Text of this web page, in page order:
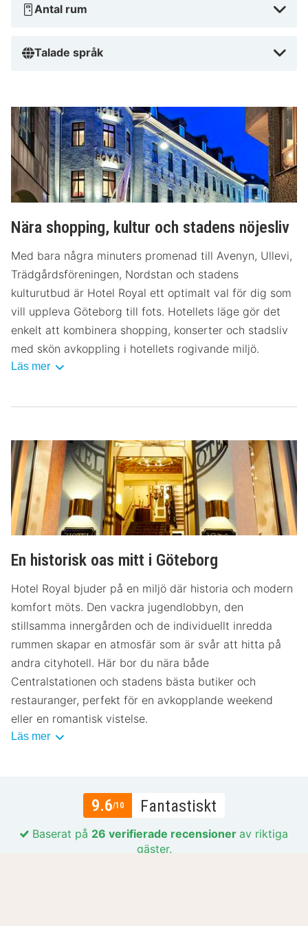
Antal rum
Talade språk
Nära shopping, kultur och stadens nöjesliv
Med bara några minuters promenad till Avenyn, Ullevi,
Trädgårdsföreningen, Nordstan och stadens
kulturutbud är Hotel Royal ett optimalt val för dig som
vill uppleva Göteborg till fots. Hotellets läge gör det
enkelt att kombinera shopping, konserter och stadsliv
med skön avkoppling i hotellets rogivande miljö.
Läs mer
En historisk oas mitt i Göteborg
Hotel Royal bjuder på en miljö där historia och modern
komfort möts. Den vackra jugendlobbyn, den
stillsamma innergården och de individuellt inredda
rummen skapar en atmosfär som är svår att hitta på
andra cityhotell. Här bor du nära både
Centralstationen och stadens bästa butiker och
restauranger, perfekt för en avkopplande weekend
eller en romantisk vistelse.
Läs mer
9.6/10 Fantastiskt
Baserat på 26 verifierade recensioner av riktiga
gäster.